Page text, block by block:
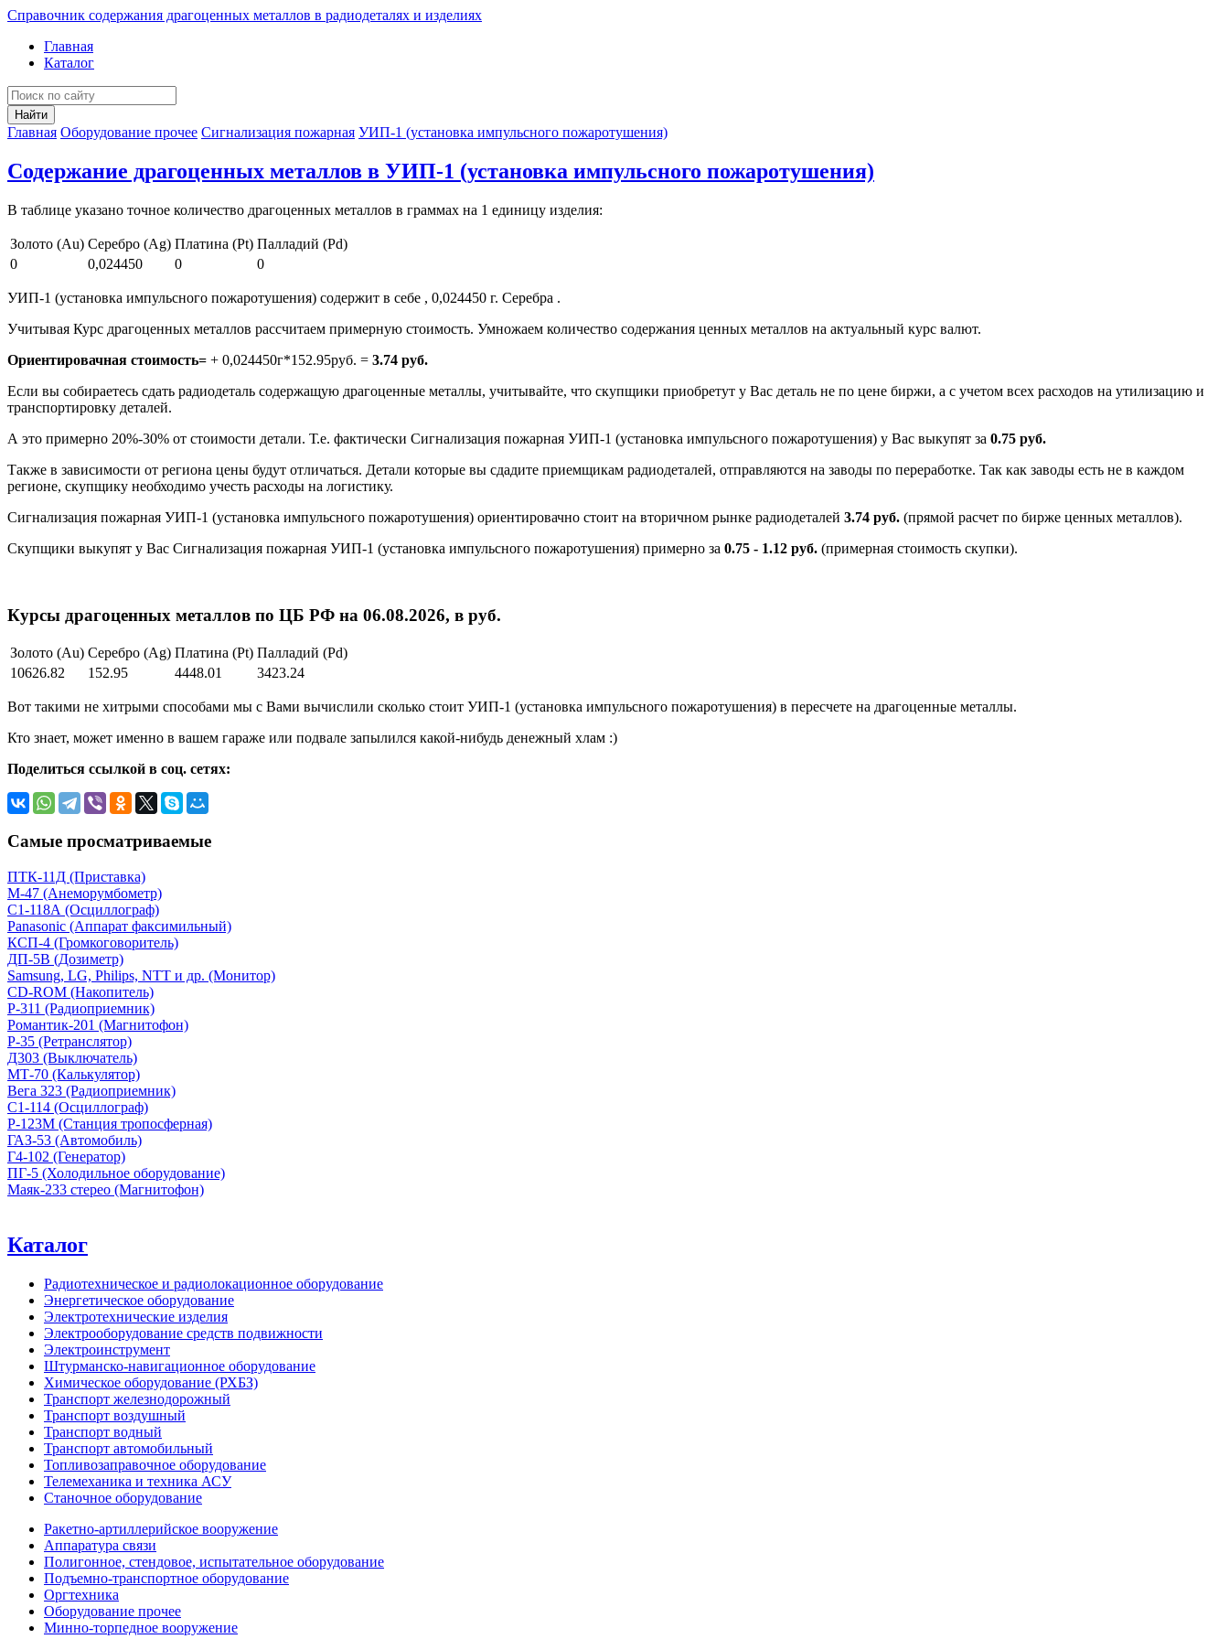
Справочник содержания драгоценных металлов в радиодеталях и изделиях
Главная
Каталог
Найти
Главная Оборудование прочее Сигнализация пожарная УИП-1 (установка импульсного пожаротушения)
Содержание драгоценных металлов в УИП-1 (установка импульсного пожаротушения)
В таблице указано точное количество драгоценных металлов в граммах на 1 единицу изделия:
Золото (Au) Серебро (Ag) Платина (Pt) Палладий (Pd)
0
0,024450 0 0
УИП-1 (установка импульсного пожаротушения) содержит в себе , 0,024450 г. Серебра .
Учитывая Курс драгоценных металлов рассчитаем примерную стоимость. Умножаем количество содержания ценных металлов на актуальный курс валют.
Ориентировачная стоимость= + 0,024450г*152.95руб. = 3.74 руб.
Если вы собираетесь сдать радиодеталь содержащую драгоценные металлы, учитывайте, что скупщики приобретут у Вас деталь не по цене биржи, а с учетом всех расходов на утилизацию и
транспортировку деталей.
А это примерно 20%-30% от стоимости детали. Т.е. фактически Сигнализация пожарная УИП-1 (установка импульсного пожаротушения) у Вас выкупят за 0.75 руб.
Также в зависимости от региона цены будут отличаться. Детали которые вы сдадите приемщикам радиодеталей, отправляются на заводы по переработке. Так как заводы есть не в каждом
регионе, скупщику необходимо учесть расходы на логистику.
Сигнализация пожарная УИП-1 (установка импульсного пожаротушения) ориентировачно стоит на вторичном рынке радиодеталей 3.74 руб. (прямой расчет по бирже ценных металлов).
Скупщики выкупят у Вас Сигнализация пожарная УИП-1 (установка импульсного пожаротушения) примерно за 0.75 - 1.12 руб. (примерная стоимость скупки).
Курсы драгоценных металлов по ЦБ РФ на 06.08.2026, в руб.
Золото (Au) Серебро (Ag) Платина (Pt) Палладий (Pd)
10626.82
152.95 4448.01 3423.24
Вот такими не хитрыми способами мы с Вами вычислили сколько стоит УИП-1 (установка импульсного пожаротушения) в пересчете на драгоценные металлы.
Кто знает, может именно в вашем гараже или подвале запылился какой-нибудь денежный хлам :)
Поделиться ссылкой в соц. сетях:
Самые просматриваемые
ПТК-11Д (Приставка)
М-47 (Анеморумбометр)
С1-118А (Осциллограф)
Panasonic (Аппарат факсимильный)
КСП-4 (Громкоговоритель)
ДП-5В (Дозиметр)
Samsung, LG, Philips, NTT и др. (Монитор)
CD-ROM (Накопитель)
Р-311 (Радиоприемник)
Романтик-201 (Магнитофон)
Р-35 (Ретранслятор)
Д303 (Выключатель)
МТ-70 (Калькулятор)
Вега 323 (Радиоприемник)
С1-114 (Осциллограф)
Р-123М (Станция тропосферная)
ГАЗ-53 (Автомобиль)
Г4-102 (Генератор)
ПГ-5 (Холодильное оборудование)
Маяк-233 стерео (Магнитофон)
Каталог
Радиотехническое и радиолокационное оборудование
Энергетическое оборудование
Электротехнические изделия
Электрооборудование средств подвижности
Электроинструмент
Штурманско-навигационное оборудование
Химическое оборудование (РХБЗ)
Транспорт железнодорожный
Транспорт воздушный
Транспорт водный
Транспорт автомобильный
Топливозаправочное оборудование
Телемеханика и техника АСУ
Станочное оборудование
Ракетно-артиллерийское вооружение
Аппаратура связи
Полигонное, стендовое, испытательное оборудование
Подъемно-транспортное оборудование
Оргтехника
Оборудование прочее
Минно-торпедное вооружение